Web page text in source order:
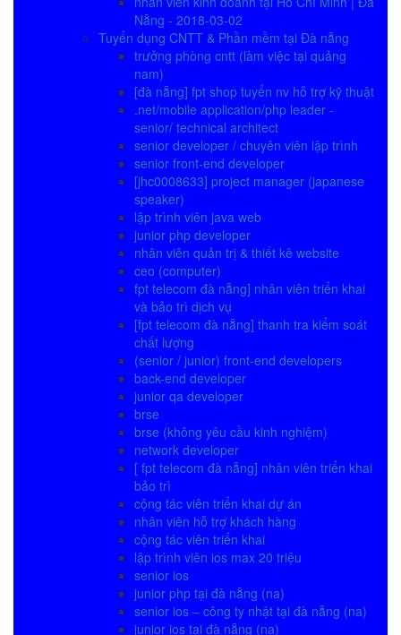
Nẵng - 2018-03-02
Tuyển dụng CNTT & Phần mềm tại Đà nẵng
trưởng phòng cntt (làm việc tại quảng
nam)
[đà nẵng] fpt shop tuyển nv hỗ trợ kỹ thuật
.net/mobile application/php leader -
senior/ technical architect
senior developer / chuyên viên lập trình
senior front-end developer
[jhc0008633] project manager (japanese
speaker)
lập trình viên java web
junior php developer
nhân viên quản trị & thiết kê website
ceo (computer)
fpt telecom đà nẵng] nhân viên triển khai
và bảo trì dịch vụ
[fpt telecom đà nẵng] thanh tra kiểm soát
chất lượng
(senior / junior) front-end developers
back-end developer
junior qa developer
brse
brse (không yêu cầu kinh nghiệm)
network developer
[ fpt telecom đà nẵng] nhân viên triển khai
bảo trì
cộng tác viên triển khai dự án
nhân viên hỗ trợ khách hàng
cộng tác viên triển khai
lập trình viên ios max 20 triệu
senior ios
junior php tại đà nẵng (na)
senior ios – công ty nhật tại đà nẵng (na)
junior ios tại đà nẵng (na)